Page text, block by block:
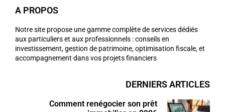
A PROPOS
Notre site propose une gamme complète de services dédiés
aux particuliers et aux professionnels : conseils en
investissement, gestion de patrimoine, optimisation fiscale, et
accompagnement dans vos projets financiers
DERNIERS ARTICLES
Comment renégocier son prêt